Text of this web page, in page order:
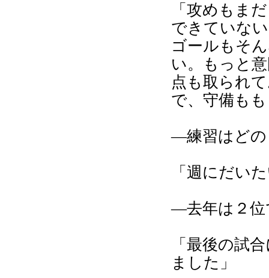
「攻めもま
できていな
ゴールもそ
い。もっと
点も取られ
で、守備も
―練習はどの
「週にだい
―去年は２位
「最後の試
ました」